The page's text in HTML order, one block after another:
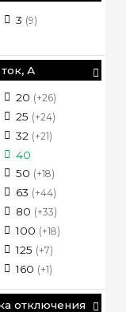
3 (9)
А
20 (+26)
25 (+24)
32 (+21)
40
50 (+18)
63 (+44)
80 (+33)
100 (+18)
125 (+7)
160 (+1)
отключения